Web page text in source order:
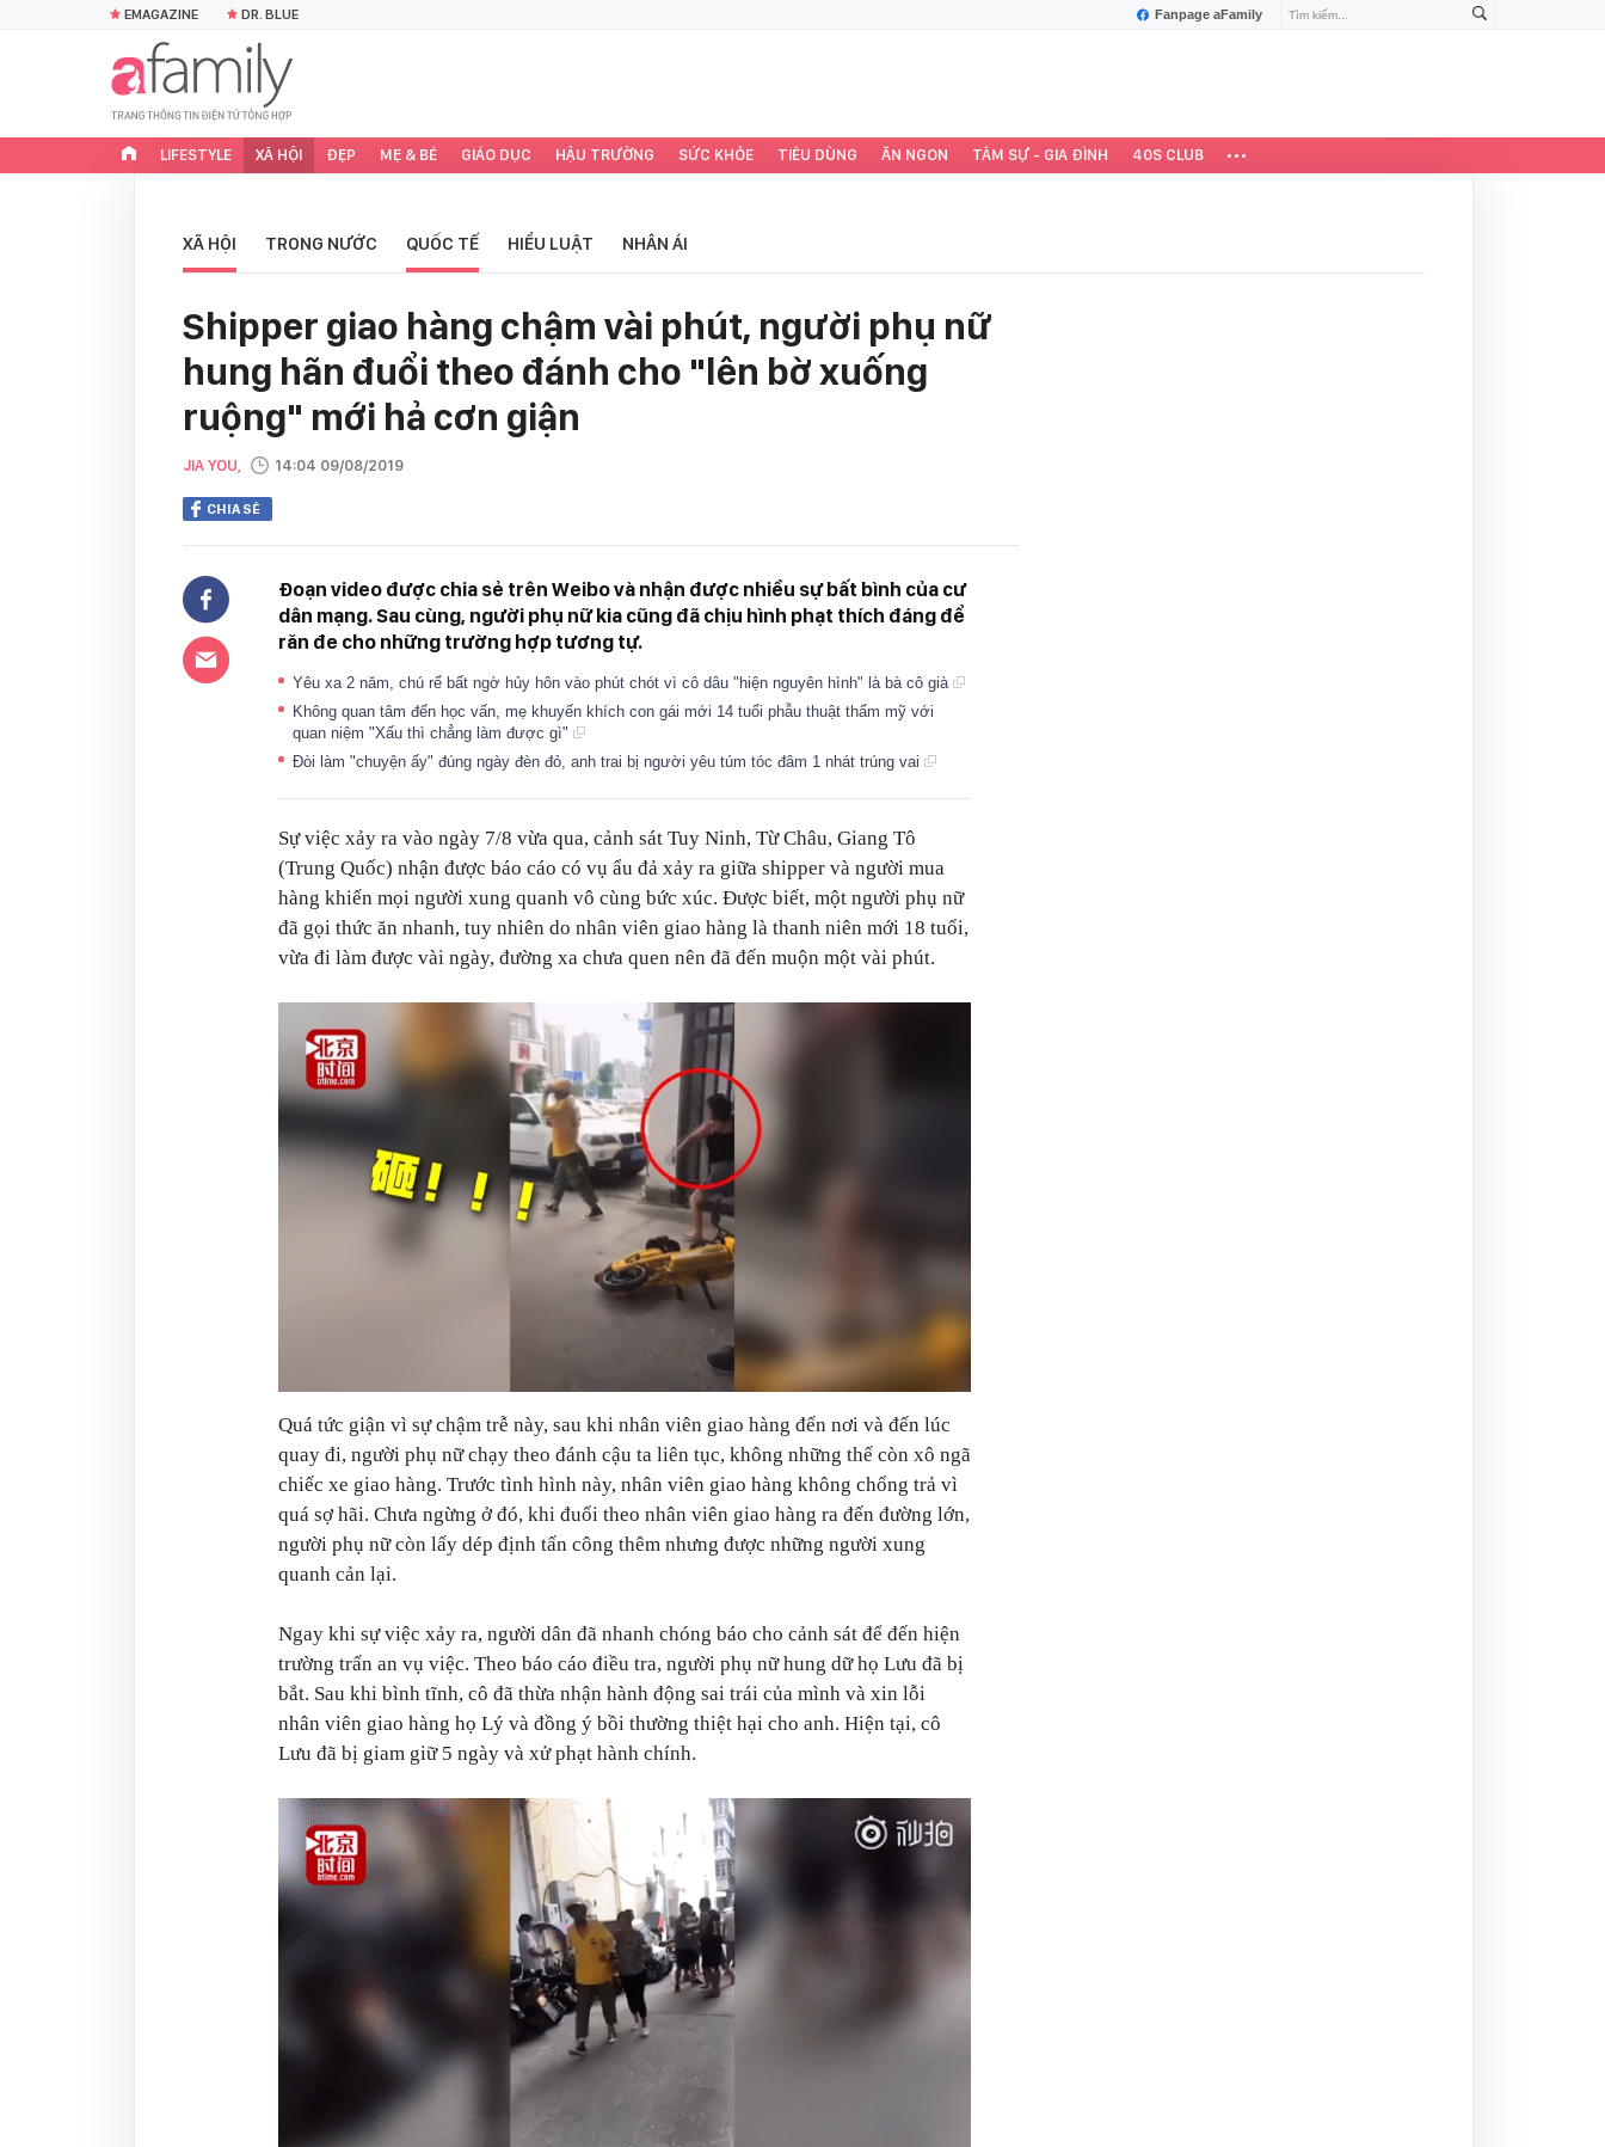
Fanpage aFamily
EMAGAZINE DR. BLUE
LIFESTYLE XÃ HỘI ĐẸP MẸ & BÉ GIÁO DỤC HẬU TRƯỜNG SỨC KHỎE TIÊU DÙNG ĂN NGON TÂM SỰ - GIA ĐÌNH 40S CLUB
XÃ HỘI TRONG NƯỚC QUỐC TẾ HIỂU LUẬT NHÂN ÁI
Shipper giao hàng chậm vài phút, người phụ nữ
hung hãn đuổi theo đánh cho "lên bờ xuống
ruộng" mới hả cơn giận
JIA YOU, 14:04 09/08/2019
CHIA SẺ
Đoạn video được chia sẻ trên Weibo và nhận được nhiều sự bất bình của cư
dân mạng. Sau cùng, người phụ nữ kia cũng đã chịu hình phạt thích đáng để
răn đe cho những trường hợp tương tự.
Yêu xa 2 năm, chú rể bất ngờ hủy hôn vào phút chót vì cô dâu "hiện nguyên hình" là bà cô già
Không quan tâm đến học vấn, mẹ khuyến khích con gái mới 14 tuổi phẫu thuật thẩm mỹ với
quan niệm "Xấu thì chẳng làm được gì"
Đòi làm "chuyện ấy" đúng ngày đèn đỏ, anh trai bị người yêu túm tóc đâm 1 nhát trúng vai
Sự việc xảy ra vào ngày 7/8 vừa qua, cảnh sát Tuy Ninh, Từ Châu, Giang Tô
(Trung Quốc) nhận được báo cáo có vụ ẩu đả xảy ra giữa shipper và người mua
hàng khiến mọi người xung quanh vô cùng bức xúc. Được biết, một người phụ nữ
đã gọi thức ăn nhanh, tuy nhiên do nhân viên giao hàng là thanh niên mới 18 tuổi,
vừa đi làm được vài ngày, đường xa chưa quen nên đã đến muộn một vài phút.
Quá tức giận vì sự chậm trễ này, sau khi nhân viên giao hàng đến nơi và đến lúc
quay đi, người phụ nữ chạy theo đánh cậu ta liên tục, không những thế còn xô ngã
chiếc xe giao hàng. Trước tình hình này, nhân viên giao hàng không chống trả vì
quá sợ hãi. Chưa ngừng ở đó, khi đuổi theo nhân viên giao hàng ra đến đường lớn,
người phụ nữ còn lấy dép định tấn công thêm nhưng được những người xung
quanh cản lại.
Ngay khi sự việc xảy ra, người dân đã nhanh chóng báo cho cảnh sát để đến hiện
trường trấn an vụ việc. Theo báo cáo điều tra, người phụ nữ hung dữ họ Lưu đã bị
bắt. Sau khi bình tĩnh, cô đã thừa nhận hành động sai trái của mình và xin lỗi
nhân viên giao hàng họ Lý và đồng ý bồi thường thiệt hại cho anh. Hiện tại, cô
Lưu đã bị giam giữ 5 ngày và xử phạt hành chính.